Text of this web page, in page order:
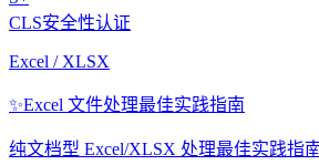
CLS安全性认证
Excel / XLSX
✨Excel 文件处理最佳实践指南
纯文档型 Excel/XLSX 处理最佳实践指